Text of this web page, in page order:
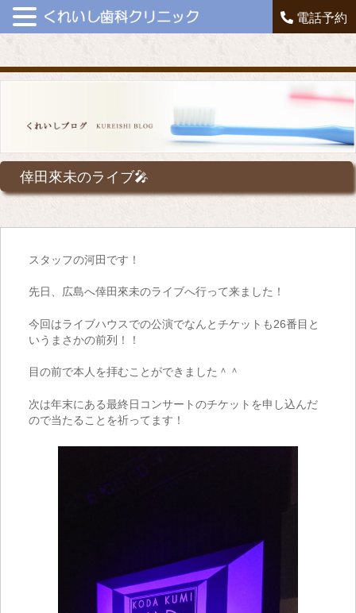
電話予約
倖田來未のライブ🎤
スタッフの河田です！
先日、広島へ倖田來未のライブへ行って来ました！
今回はライブハウスでの公演でなんとチケットも26番目と
いうまさかの前列！！
目の前で本人を拝むことができました＾＾
次は年末にある最終日コンサートのチケットを申し込んだ
ので当たることを祈ってます！